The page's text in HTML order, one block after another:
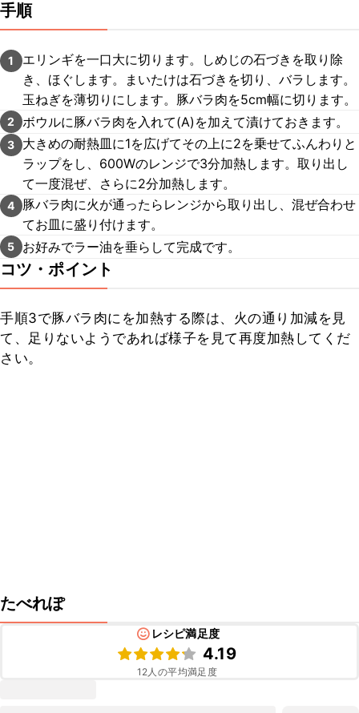
手順
1
エリンギを一口大に切ります。しめじの石づきを取り除
き、ほぐします。まいたけは石づきを切り、バラします。
玉ねぎを薄切りにします。豚バラ肉を5cm幅に切ります。
2 ボウルに豚バラ肉を入れて(A)を加えて漬けておきます。
3
大きめの耐熱皿に1を広げてその上に2を乗せてふんわりと
ラップをし、600Wのレンジで3分加熱します。取り出し
て一度混ぜ、さらに2分加熱します。
4
豚バラ肉に火が通ったらレンジから取り出し、混ぜ合わせ
てお皿に盛り付けます。
5 お好みでラー油を垂らして完成です。
コツ・ポイント
手順3で豚バラ肉にを加熱する際は、火の通り加減を見
て、足りないようであれば様子を見て再度加熱してくだ
さい。
たべれぽ
レシピ満足度
4.19
12人の平均満足度